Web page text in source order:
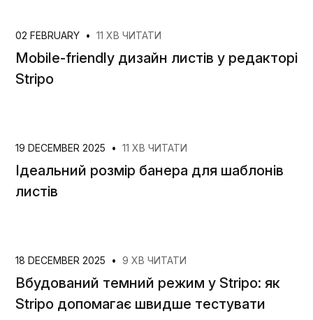
02 FEBRUARY • 11 ХВ ЧИТАТИ
Mobile-friendly дизайн листів у редакторі
Stripo
19 DECEMBER 2025 • 11 ХВ ЧИТАТИ
Ідеальний розмір банера для шаблонів
листів
18 DECEMBER 2025 • 9 ХВ ЧИТАТИ
Вбудований темний режим у Stripo: як
Stripo допомагає швидше тестувати